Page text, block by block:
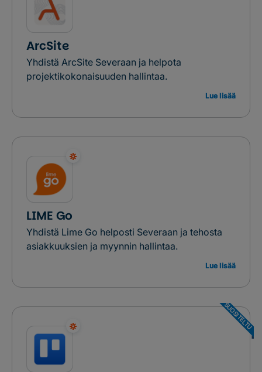
ArcSite
Yhdistä ArcSite Severaan ja helpota
projektikokonaisuuden hallintaa.
Lue lisää
LIME Go
Yhdistä Lime Go helposti Severaan ja tehosta
asiakkuuksien ja myynnin hallintaa.
Lue lisää
SUOSITELTU